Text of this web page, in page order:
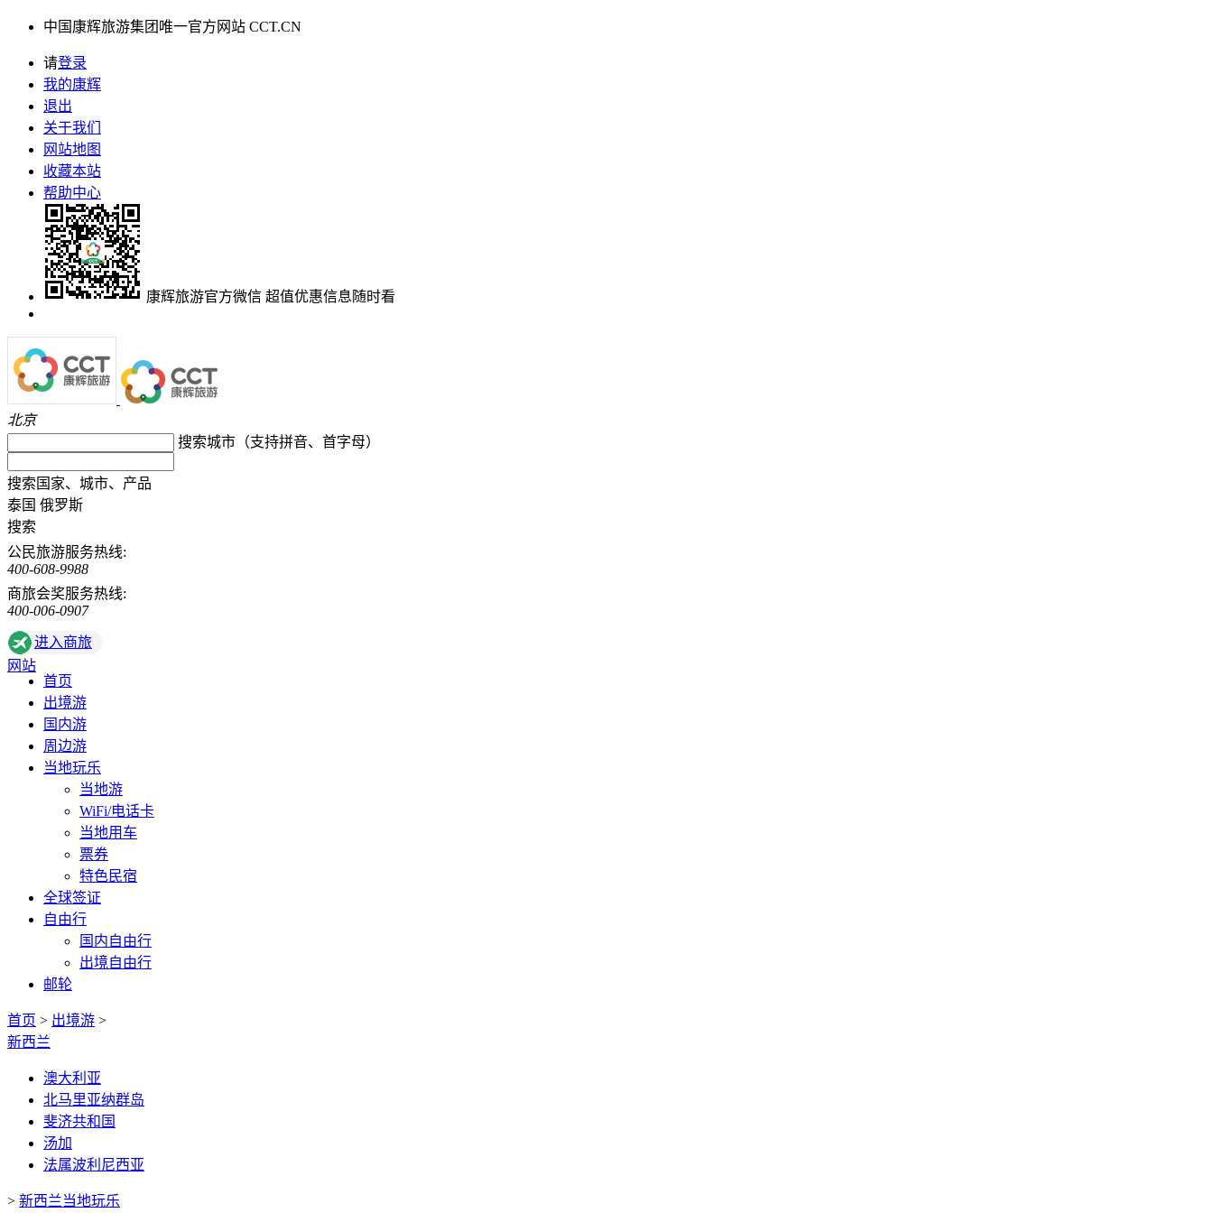
中国康辉旅游集团唯一官方网站 CCT.CN
请登录
我的康辉
退出
关于我们
网站地图
收藏本站
帮助中心
康辉旅游官方微信 超值优惠信息随时看
北京
搜索城市（支持拼音、首字母）
搜索国家、城市、产品
泰国 俄罗斯
搜索
公民旅游服务热线:
400-608-9988
商旅会奖服务热线:
400-006-0907
进入商旅
网站
首页
出境游
国内游
周边游
当地玩乐
当地游
WiFi/电话卡
当地用车
票券
特色民宿
全球签证
自由行
国内自由行
出境自由行
邮轮
首页 > 出境游 >
新西兰
澳大利亚
北马里亚纳群岛
斐济共和国
汤加
法属波利尼西亚
> 新西兰当地玩乐